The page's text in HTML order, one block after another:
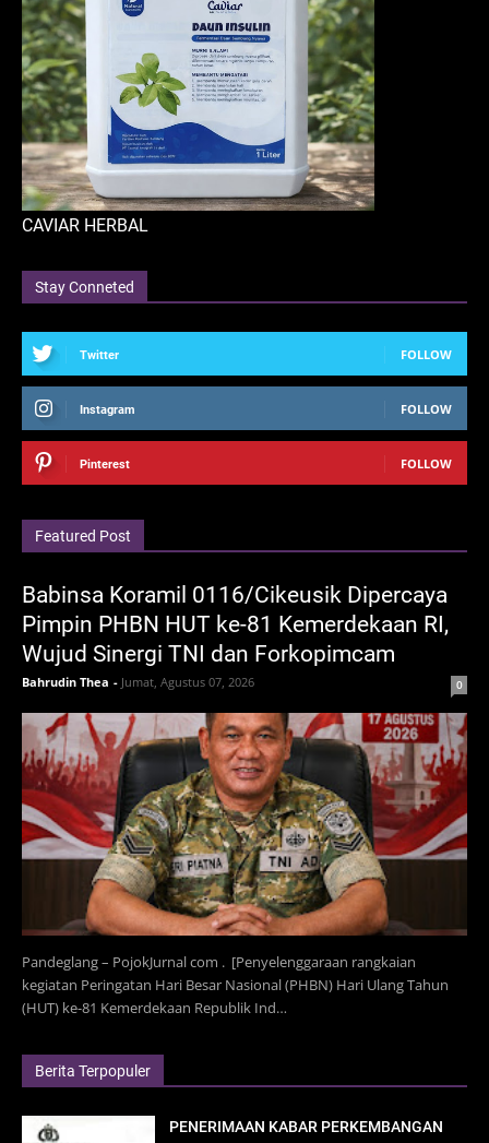
CAVIAR HERBAL
Stay Conneted
Twitter FOLLOW
Instagram FOLLOW
Pinterest FOLLOW
Featured Post
Babinsa Koramil 0116/Cikeusik Dipercaya
Pimpin PHBN HUT ke-81 Kemerdekaan RI,
Wujud Sinergi TNI dan Forkopimcam
Bahrudin Thea - Jumat, Agustus 07, 2026 0
Pandeglang – PojokJurnal com . [Penyelenggaraan rangkaian
kegiatan Peringatan Hari Besar Nasional (PHBN) Hari Ulang Tahun
(HUT) ke-81 Kemerdekaan Republik Ind…
Berita Terpopuler
PENERIMAAN KABAR PERKEMBANGAN